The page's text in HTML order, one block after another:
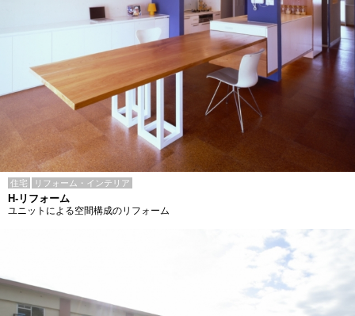
住宅 リフォーム・インテリア
H-リフォーム
ユニットによる空間構成のリフォーム